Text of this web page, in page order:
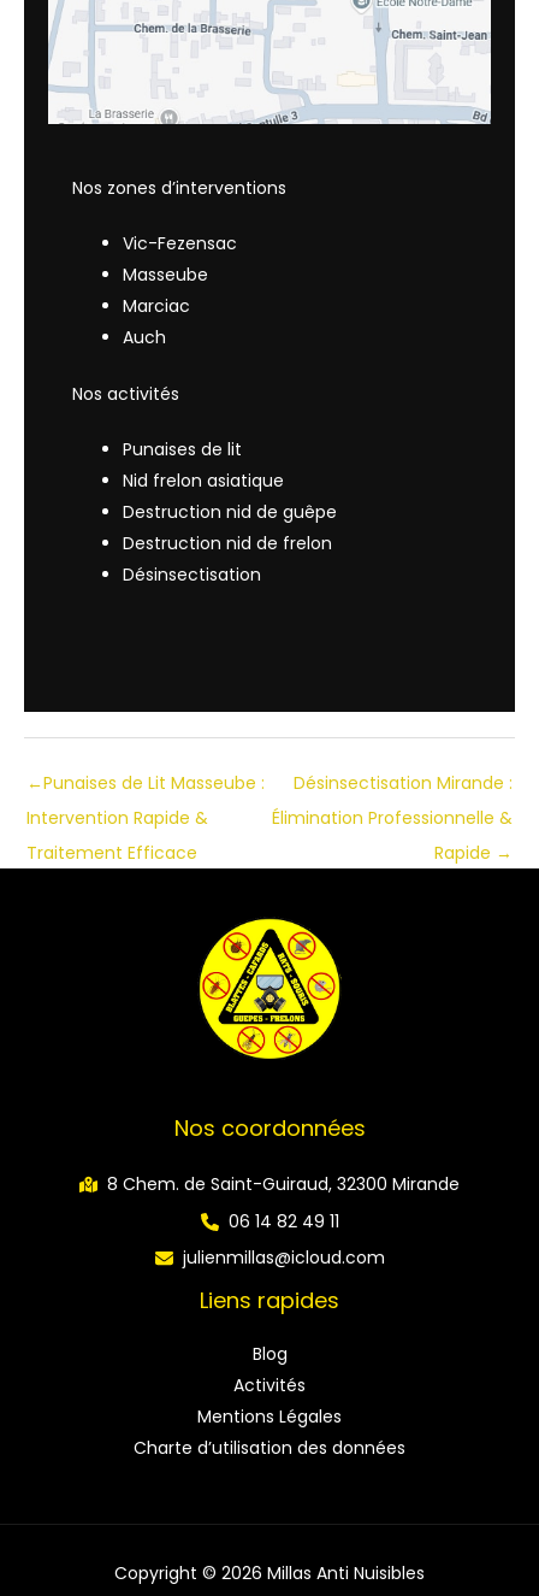
Nos zones d’interventions
Vic-Fezensac
Masseube
Marciac
Auch
Nos activités
Punaises de lit
Nid frelon asiatique
Destruction nid de guêpe
Destruction nid de frelon
Désinsectisation
←Punaises de Lit Masseube :
Intervention Rapide &
Traitement Efficace
Désinsectisation Mirande :
Élimination Professionnelle &
Rapide →
Nos coordonnées
8 Chem. de Saint-Guiraud, 32300 Mirande
06 14 82 49 11
julienmillas@icloud.com
Liens rapides
Blog
Activités
Mentions Légales
Charte d’utilisation des données
Copyright © 2026 Millas Anti Nuisibles